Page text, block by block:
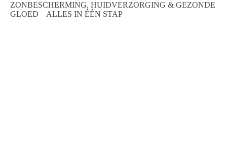
ZONBESCHERMING, HUIDVERZORGING & GEZONDE
GLOED – ALLES IN ÉÉN STAP